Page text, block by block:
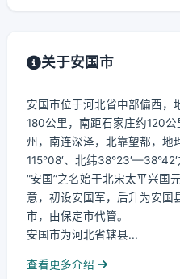
关于安国市
安国市位于河北省中部偏西，
180公里，南距石家庄约120
州，南连深泽，北靠望都，地
115°08′、北纬38°23′—38°42′
“安国”之名始于北宋太平兴国
意，初设安国军，后升为安国
市，由保定市代管。
安国市为河北省辖县...
查看更多介绍